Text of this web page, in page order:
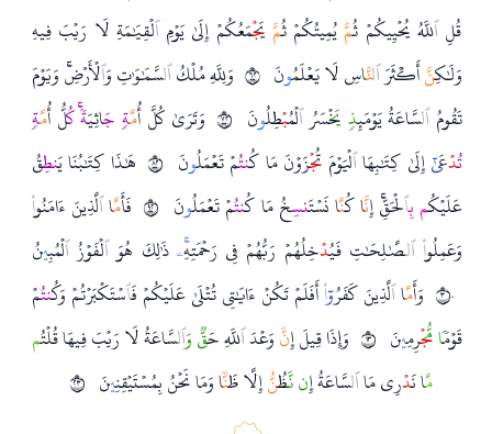
قُلِٱللَّهُ يُحۡيِيكُمۡ ثُمَّ يُمِيتُكُمۡ ثُمَّ يَجۡمَعُكُمۡ إِلَىٰ يَوۡمِٱلۡقِيَمَةِ لَا رَيۡبَ فِيهِ
وَلَكِنَّأَكۡثَرَٱلنَّاسِ لَا يَعۡلَمُونَ ٢٦ وَلِلَّهِ مُلۡكُٱلسَّمَوَتِ وَٱلۡأَرۡضِۚ وَيَوۡمَ
تَقُومُٱلسَّاعَةُ يَوۡمَئِذٖ يَخۡسَرُٱلۡمُبۡطِلُونَ ٢٧ وَتَرَىٰ كُلَّ أُمَّةٖ جَاثِيَةٗۚ كُلُّ أُمَّةٖ
تدۡعَىٰٓإِلَىٰ كِتَبِهَاٱلۡيَوۡمَ تُجۡزَوۡنَ مَا كُنتُمۡ تَعۡمَلُونَ ٢٨ هَذَا كِتَبُنَا يَنطِقُ
عَلَيۡكُم بٱلۡحَقِّۚ إِنَّا كُنَّا نَسۡتَنسِخُ مَا كُنتُمۡ تَعۡمَلُونَ ٢٩ فَأَمَّاٱلَّذِينَ ءَامَنُوا
وَعَمِلُواْٱلصَّلِحَتِ فَيُدۡخِلُهُمۡ رَبُّهُمۡ فِي رَحۡمَتِهِۦ ۚ ذَلِكَ هُوَٱلۡفَوۡزُٱلۡمُبِينُ
٣٠ وَأَمَّاٱلَّذِينَ كَفَرُوٓاْ أَفَلَمۡ تَكُنۡ ءَايَتِي تُتۡلَىٰ عَلَيۡكُمۡ فَٱسۡتَكۡبَرۡتُمۡ وَكُنتُمۡ
قَوۡمٗا مّجۡرِمِينَ ٣١ وَإِذَا قِيلَ إِنَّوَعۡدَٱللَّهِ حَقّٞ وٱلسَّاعَةُ لَا رَيۡبَ فِيهَا قُلۡتُم
مَّا نَدۡرِي مَاٱلسَّاعَةُ إِن نَّظُنُّإِلَّا ظَنّٗا وَمَا نَحۡنُ بِمُسۡتَيۡقِنِينَ ٣٢